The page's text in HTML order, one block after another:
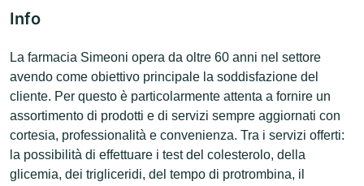
Info
La farmacia Simeoni opera da oltre 60 anni nel settore
avendo come obiettivo principale la soddisfazione del
cliente. Per questo è particolarmente attenta a fornire un
assortimento di prodotti e di servizi sempre aggiornati con
cortesia, professionalità e convenienza. Tra i servizi offerti:
la possibilità di effettuare i test del colesterolo, della
glicemia, dei trigliceridi, del tempo di protrombina, il